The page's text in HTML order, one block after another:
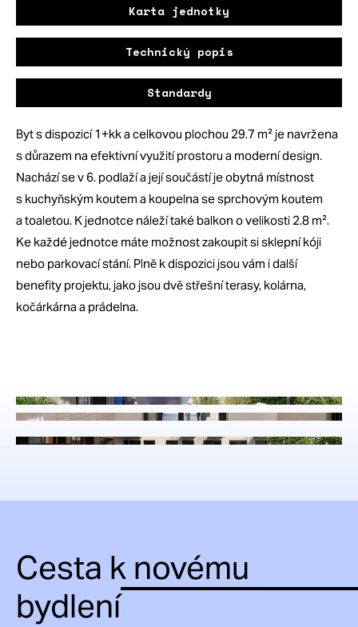
Karta jednotky
Technický popis
Standardy
Byt s dispozicí 1+kk a celkovou plochou 29.7 m² je navržena
s důrazem na efektivní využití prostoru a moderní design.
Nachází se v 6. podlaží a její součástí je obytná místnost
s kuchyňským koutem a koupelna se sprchovým koutem
a toaletou. K jednotce náleží také balkon o velikosti 2.8 m².
Ke každé jednotce máte možnost zakoupit si sklepní kóji
nebo parkovací stání. Plně k dispozici jsou vám i další
benefity projektu, jako jsou dvě střešní terasy, kolárna,
kočárkárna a prádelna.
Cesta k novému
bydlení